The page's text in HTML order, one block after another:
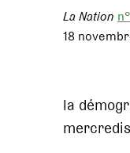
La Nation
18
la